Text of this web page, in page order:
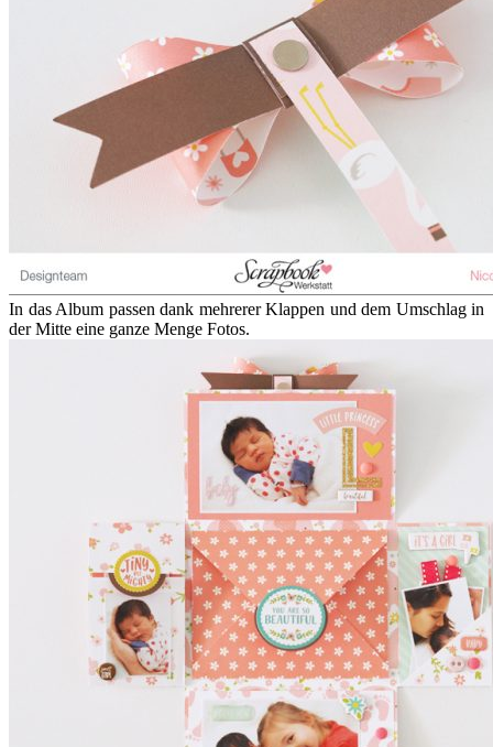
In das Album passen dank mehrerer Klappen und dem Umschlag in
der Mitte eine ganze Menge Fotos.